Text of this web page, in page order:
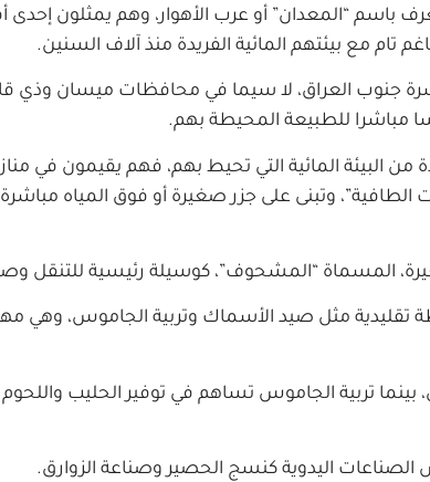
باسم “المعدان” أو عرب الأهوار، وهم يمثلون إحدى
تام مع بيئتهم المائية الفريدة منذ آلاف السنين.
جنوب العراق، لا سيما في محافظات ميسان وذي
مباشرا للطبيعة المحيطة بهم.
من البيئة المائية التي تحيط بهم، فهم يقيمون في
الطافية”، وتبنى على جزر صغيرة أو فوق المياه
المسماة “المشحوف”، كوسيلة رئيسية للتنقل
تقليدية مثل صيد الأسماك وتربية الجاموس، وهي
تربية الجاموس تساهم في توفير الحليب واللحوم
الصناعات اليدوية كنسج الحصير وصناعة الزوارق.